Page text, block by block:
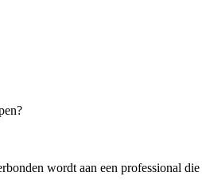
wordt aan een professional